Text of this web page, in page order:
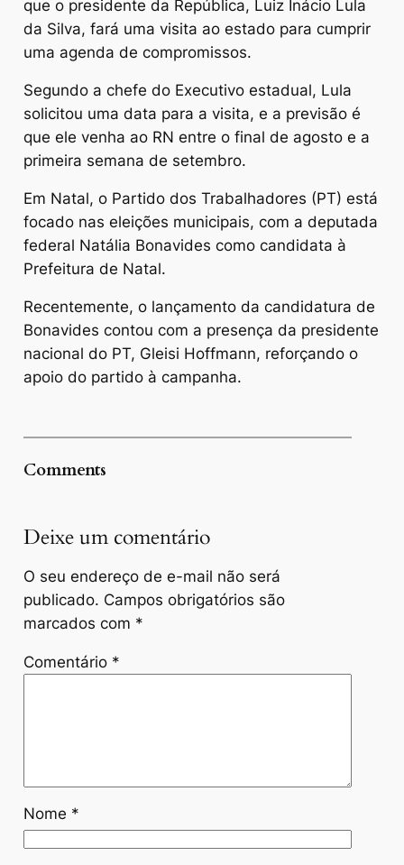
que o presidente da República, Luiz Inácio Lula
da Silva, fará uma visita ao estado para cumprir
uma agenda de compromissos.
Segundo a chefe do Executivo estadual, Lula
solicitou uma data para a visita, e a previsão é
que ele venha ao RN entre o final de agosto e a
primeira semana de setembro.
Em Natal, o Partido dos Trabalhadores (PT) está
focado nas eleições municipais, com a deputada
federal Natália Bonavides como candidata à
Prefeitura de Natal.
Recentemente, o lançamento da candidatura de
Bonavides contou com a presença da presidente
nacional do PT, Gleisi Hoffmann, reforçando o
apoio do partido à campanha.
Comments
Deixe um comentário
O seu endereço de e-mail não será
publicado. Campos obrigatórios são
marcados com *
Comentário *
Nome *